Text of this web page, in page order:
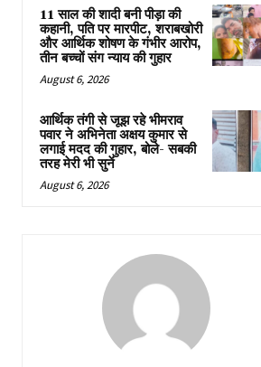
11 साल की शादी बनी पीड़ा की
कहानी, पति पर मारपीट, शराबखोरी
और आर्थिक शोषण के गंभीर आरोप,
तीन बच्चों संग न्याय की गुहार
August 6, 2026
आर्थिक तंगी से जूझ रहे भीमराव
पवार ने अभिनेता अक्षय कुमार से
लगाई मदद की गुहार, बोले- सबकी
तरह मेरी भी सुनें
August 6, 2026